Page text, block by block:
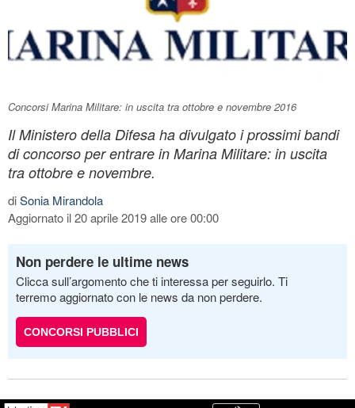
Concorsi Marina Militare: in uscita tra ottobre e novembre 2016
Il Ministero della Difesa ha divulgato i prossimi bandi
di concorso per entrare in Marina Militare: in uscita
tra ottobre e novembre.
diSonia Mirandola
Aggiornato il 20 aprile 2019 alle ore 00:00
Non perdere le ultime news
Clicca sull’argomento che ti interessa per seguirlo. Ti
terremo aggiornato con le news da non perdere.
CONCORSI PUBBLICI